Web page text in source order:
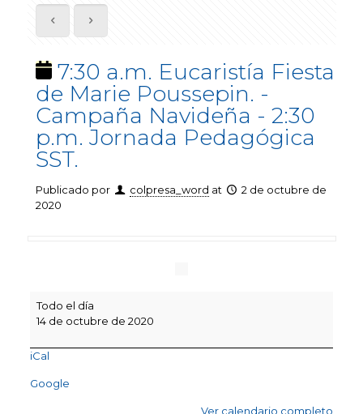
7:30 a.m. Eucaristía Fiesta
de Marie Poussepin. -
Campaña Navideña - 2:30
p.m. Jornada Pedagógica
SST.
Publicado por colpresa_word at
2 de octubre de
2020
a.m.
Eucaristía
de
Poussepin.
Todo el día
14 de octubre de 2020
iCal
Google
Ver calendario completo